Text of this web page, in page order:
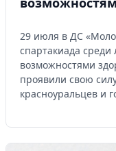
29 июля в ДС
спартакиада
возможностями
проявили свою
красноуральцев и